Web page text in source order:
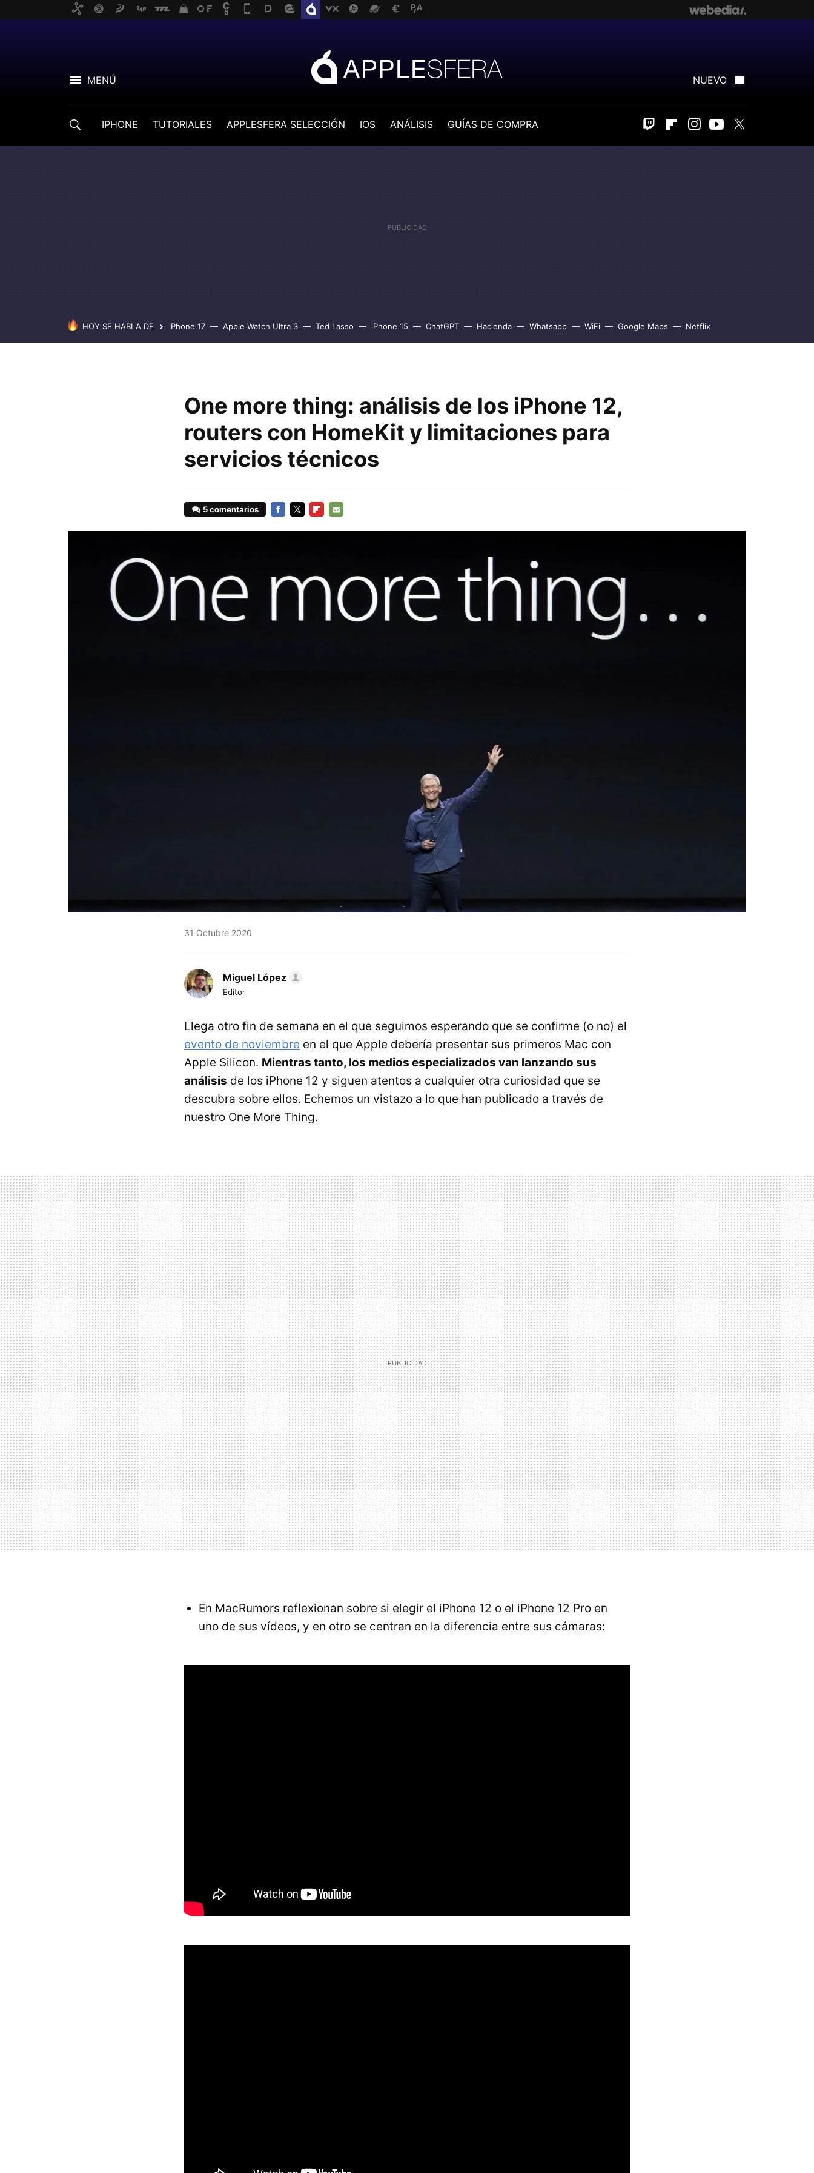
MENÚ NUEVO
IPHONE TUTORIALES APPLESFERA SELECCIÓN IOS ANÁLISIS GUÍAS DE COMPRA Twitch FlipboardInstagram
Youtube
HOY SE HABLA DE iPhone 17 Apple Watch Ultra 3 Ted Lasso iPhone 15 ChatGPT Hacienda Whatsapp WiFi Google Maps Netflix
One more thing: análisis de los iPhone 12,
routers con HomeKit y limitaciones para
servicios técnicos
5 comentarios
31 Octubre 2020
Miguel López
Editor
Llega otro fin de semana en el que seguimos esperando que se confirme (o no) el
evento de noviembre en el que Apple debería presentar sus primeros Mac con
Apple Silicon. Mientras tanto, los medios especializados van lanzando sus
análisis de los iPhone 12 y siguen atentos a cualquier otra curiosidad que se
descubra sobre ellos. Echemos un vistazo a lo que han publicado a través de
nuestro One More Thing.
En MacRumors reflexionan sobre si elegir el iPhone 12 o el iPhone 12 Pro en
uno de sus vídeos, y en otro se centran en la diferencia entre sus cámaras: